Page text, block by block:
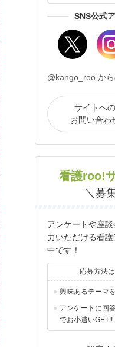
SNS公式
@kango_roo か
サイトへ
お問い合わ
看護roo!
＼募
アンケートや座
力いただける看
中です！
応募方法
興味あるテーマ
アンケートに回
でお小遣いGET!!